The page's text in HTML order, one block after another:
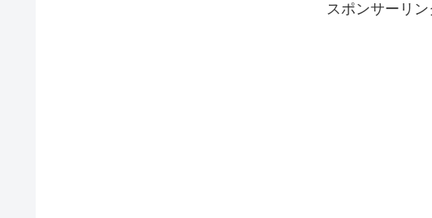
スポンサーリン